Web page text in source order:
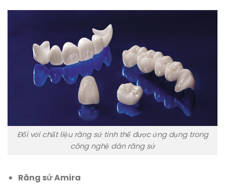
Đối với chất liệu răng sứ tinh thể được ứng dụng trong
công nghệ dán răng sứ
Răng sứ Amira